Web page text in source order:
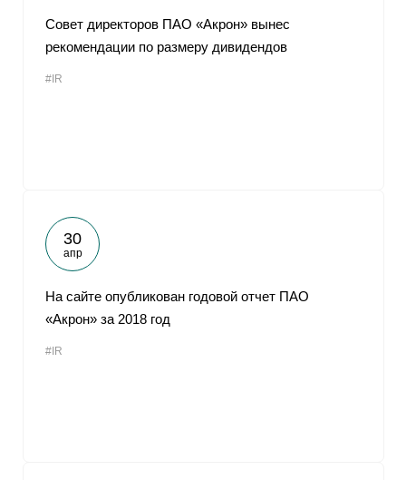
Совет директоров ПАО «Акрон» вынес
рекомендации по размеру дивидендов
#IR
30
апр
На сайте опубликован годовой отчет ПАО
«Акрон» за 2018 год
#IR